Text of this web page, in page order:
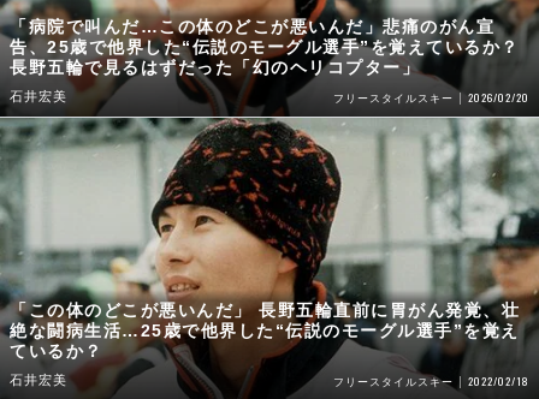
「病院で叫んだ…この体のどこが悪いんだ」悲痛のがん宣
告、25歳で他界した“伝説のモーグル選手”を覚えているか？
長野五輪で見るはずだった「幻のヘリコプター」
石井宏美 フリースタイルスキー 2026/02/20
「この体のどこが悪いんだ」 長野五輪直前に胃がん発覚、壮
絶な闘病生活…25歳で他界した“伝説のモーグル選手”を覚え
ているか？
石井宏美 フリースタイルスキー 2022/02/18